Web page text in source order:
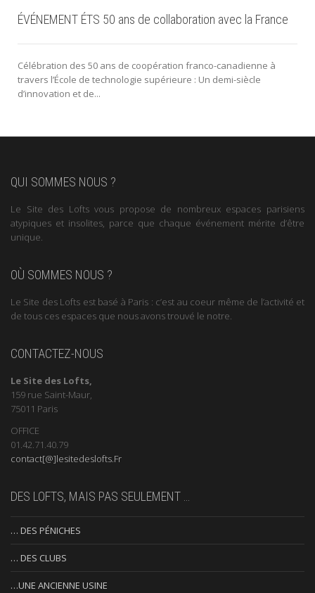
ÉVÉNEMENT ÉTS 50 ans de collaboration avec la France
Célébration des 50 ans de coopération franco-canadienne à
travers l’École de technologie supérieure : Un demi-siècle
d’innovation et de...
QUI SOMMES NOUS ?
Le Site des Lofts vous propose de nombreux espaces parisiens
atypiques et insolites, parce que chaque événement mérite d’être
unique.
OÙ SOMMES NOUS ?
Le Site des Lofts est basé à Paris : c’est au coeur même de l’activité et
de tous ces espaces que nous avons trouvé le notre.
CONTACTEZ-NOUS
Le Site des Lofts,
159 rue Saint-Maur,
75011 Paris
OFFICE
01.42.71.40.79
contact[@]lesitedeslofts.Fr
DES LOFTS, MAIS PAS SEULEMENT …
… DES PÉNICHES
… DES CLUBS
…UNE ANCIENNE USINE